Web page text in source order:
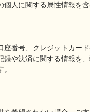
人に関する属性情報を含
番号、クレジットカー
や決済に関する情報を